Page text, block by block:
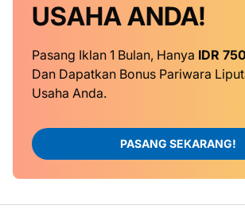
USAHA ANDA!
Pasang Iklan 1 Bulan, Hanya IDR
Dan Dapatkan Bonus Pariwara
Usaha Anda.
PASANG SEKARANG!